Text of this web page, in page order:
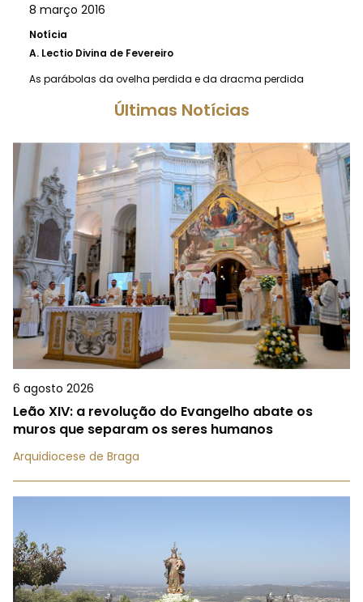
8 março 2016
Notícia
A. Lectio Divina de Fevereiro
As parábolas da ovelha perdida e da dracma perdida
Últimas Notícias
6 agosto 2026
Leão XIV: a revolução do Evangelho abate os
muros que separam os seres humanos
Arquidiocese de Braga